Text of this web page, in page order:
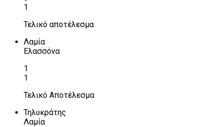
1
Τελικό αποτέλεσμα
Λαμία
Ελασσόνα
1
1
Τελικό Αποτέλεσμα
Τηλυκράτης
Λαμία